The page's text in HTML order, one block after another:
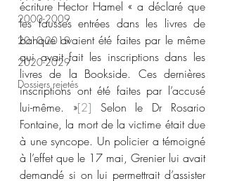
2000-2009
2010-2019
2020-2029
Dossiers rejetés
écriture Hector Hamel « a déclaré que
les fausses entrées dans les livres de
banque avaient été faites par le même
qui avait fait les inscriptions dans les
livres de la Bookside. Ces dernières
inscriptions ont été faites par l’accusé
lui-même. »[2] Selon le Dr Rosario
Fontaine, la mort de la victime était due
à une syncope. Un policier a témoigné
à l’effet que le 17 mai, Grenier lui avait
demandé si on lui permettrait d’assister